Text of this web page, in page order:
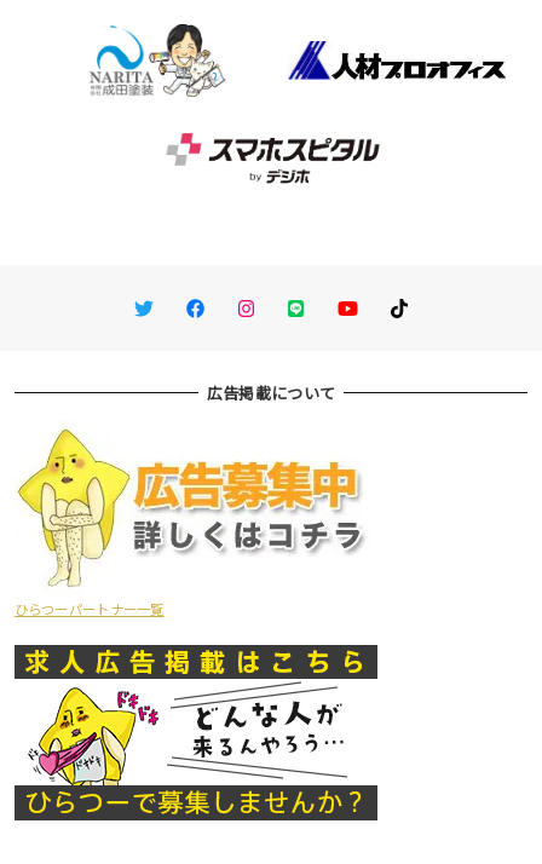
TwitterFacebookInstagram
LINE You TubeTikTok
広告掲載について
ひらつーパートナー一覧